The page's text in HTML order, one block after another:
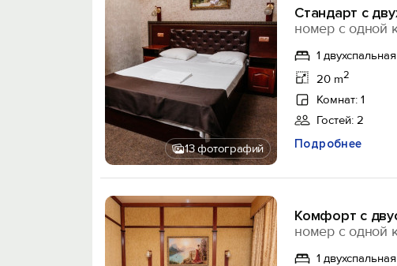
13 фотографий
Стандарт с
номер с одной
1
20 m2
Комнат: 1
Гостей: 2
Подробнее
Комфорт с
номер с одной
1